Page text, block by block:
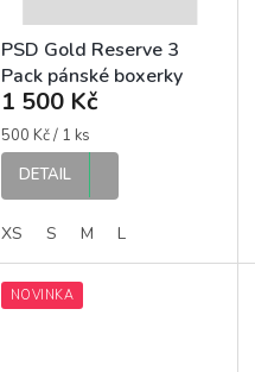
PSD Gold Reserve 3
Pack pánské boxerky
1 500 Kč
Měrná
cena:
500 Kč / 1 ks
DETAIL
XS S M L
NOVINKA